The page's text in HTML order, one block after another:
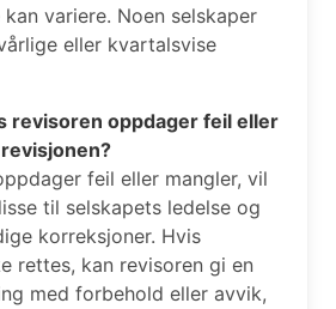
variere. Noen selskaper
eller kvartalsvise
revisoren oppdager feil eller
feil eller mangler, vil
til selskapets ledelse og
korreksjoner. Hvis
rettes, kan revisoren gi en
med forbehold eller avvik,